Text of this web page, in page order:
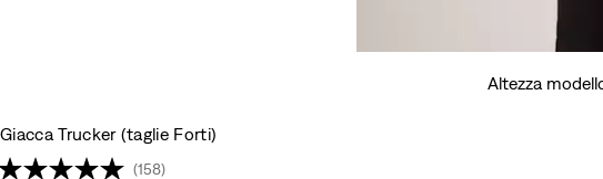
Altezza
Giacca Trucker (taglie Forti)
(158)